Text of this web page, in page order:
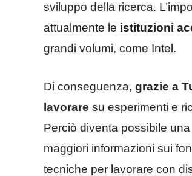
sviluppo della ricerca.
attualmente le istituzioni
grandi volumi, come Intel.
Di conseguenza, grazie a
lavorare su esperimenti e
Perciò diventa possibile
maggiori informazioni sui
tecniche per lavorare con